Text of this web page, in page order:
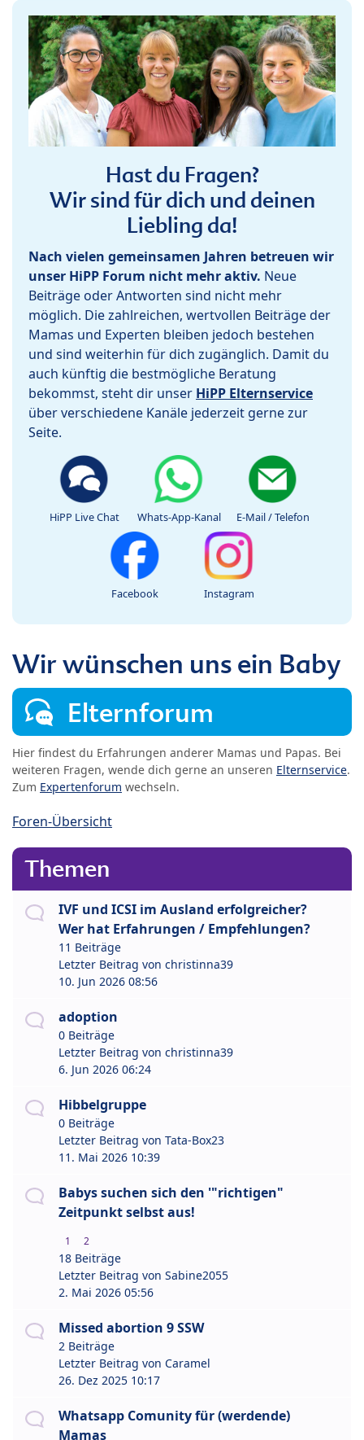
Hast du Fragen?
Wir sind für dich und deinen
Liebling da!
Nach vielen gemeinsamen Jahren betreuen wir
unser HiPP Forum nicht mehr aktiv. Neue
Beiträge oder Antworten sind nicht mehr
möglich. Die zahlreichen, wertvollen Beiträge der
Mamas und Experten bleiben jedoch bestehen
und sind weiterhin für dich zugänglich. Damit du
auch künftig die bestmögliche Beratung
bekommst, steht dir unser HiPP Elternservice
über verschiedene Kanäle jederzeit gerne zur
Seite.
HiPP Live Chat Whats-App-Kanal E-Mail / Telefon
Facebook Instagram
Wir wünschen uns ein Baby
Elternforum
Hier findest du Erfahrungen anderer Mamas und Papas. Bei
weiteren Fragen, wende dich gerne an unseren Elternservice.
Zum Expertenforum wechseln.
Foren-Übersicht
Themen
IVF und ICSI im Ausland erfolgreicher?
Wer hat Erfahrungen / Empfehlungen?
11 Beiträge
Letzter Beitrag von christinna39
10. Jun 2026 08:56
adoption
0 Beiträge
Letzter Beitrag von christinna39
6. Jun 2026 06:24
Hibbelgruppe
0 Beiträge
Letzter Beitrag von Tata-Box23
11. Mai 2026 10:39
Babys suchen sich den '"richtigen"
Zeitpunkt selbst aus!
1 2
18 Beiträge
Letzter Beitrag von Sabine2055
2. Mai 2026 05:56
Missed abortion 9 SSW
2 Beiträge
Letzter Beitrag von Caramel
26. Dez 2025 10:17
Whatsapp Comunity für (werdende)
Mamas